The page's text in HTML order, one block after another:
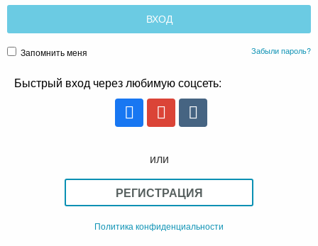
Запомнить меня Забыли пароль?
Быстрый вход через любимую соцсеть:
или
РЕГИСТРАЦИЯ
Политика конфиденциальности